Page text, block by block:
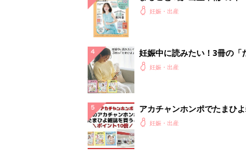
PR（デノン）
ランキングをもっと見る
妊娠・出産の人気テーマ
赤ちゃんの名前・名づけ